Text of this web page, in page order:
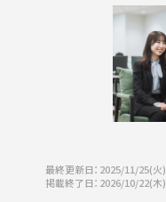
最終更新日：2025/11/25(火)
掲載終了日：2026/10/22(木)